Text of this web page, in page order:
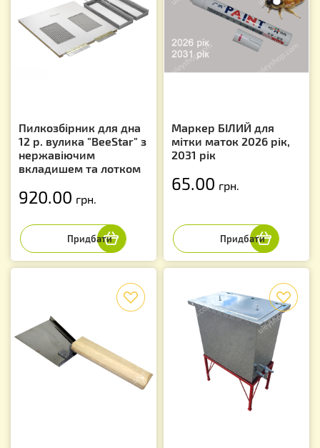
Пилкозбірник для дна
12 р. вулика "BeeStar" з
нержавіючим
вкладишем та лотком
920.00 грн.
Маркер БІЛИЙ для
мітки маток 2026 рік,
2031 рік
65.00 грн.